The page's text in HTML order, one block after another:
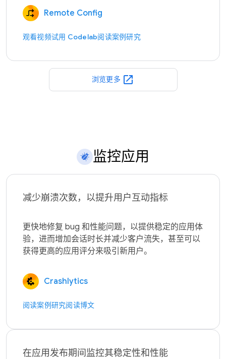
Remote Config
观看视频试用 Codelab阅读案例研究
浏览更多 open_in_new
监控应用
减少崩溃次数，以提升用户互动指标
更快地修复 bug 和性能问题，以提供稳定的应用体
验，进而增加会话时长并减少客户流失，甚至可以
Crashlytics
阅读案例研究阅读博文
在应用发布期间监控其稳定性和性能